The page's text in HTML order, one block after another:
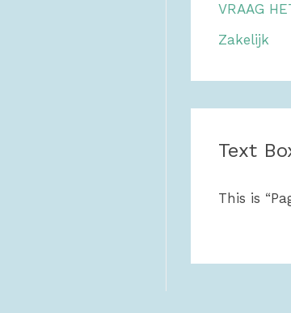
VRAAG
Zakelijk
Text
This is